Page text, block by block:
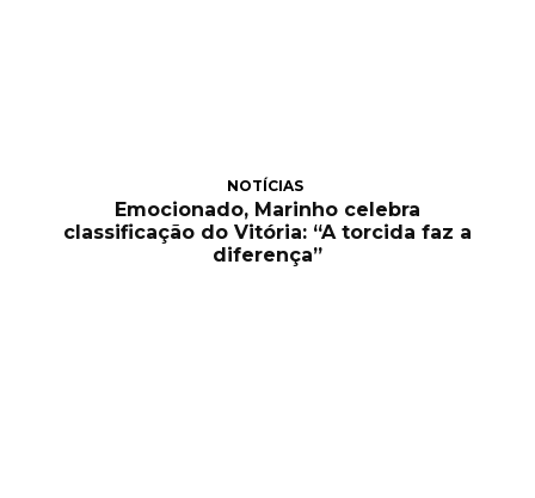
NOTÍCIAS
Emocionado, Marinho celebra
classificação do Vitória: “A torcida faz a
diferença”